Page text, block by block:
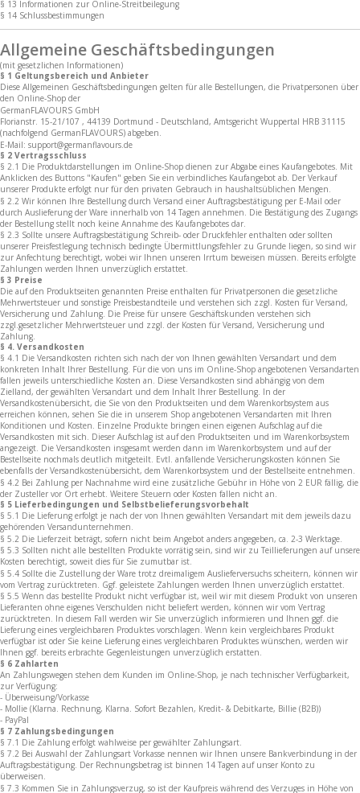
§ 13 Informationen zur Online-Streitbeilegung
§ 14 Schlussbestimmungen
Allgemeine Geschäftsbedingungen
(mit gesetzlichen Informationen)
§ 1 Geltungsbereich und Anbieter
Diese Allgemeinen Geschäftsbedingungen gelten für alle Bestellungen, die Privatpersonen über
den Online-Shop der
GermanFLAVOURS GmbH
Florianstr. 15-21/107 , 44139 Dortmund - Deutschland, Amtsgericht Wuppertal HRB 31115
(nachfolgend GermanFLAVOURS) abgeben.
E-Mail: support@germanflavours.de
§ 2 Vertragsschluss
§ 2.1 Die Produktdarstellungen im Online-Shop dienen zur Abgabe eines Kaufangebotes. Mit
Anklicken des Buttons "Kaufen" geben Sie ein verbindliches Kaufangebot ab. Der Verkauf
unserer Produkte erfolgt nur für den privaten Gebrauch in haushaltsüblichen Mengen.
§ 2.2 Wir können Ihre Bestellung durch Versand einer Auftragsbestätigung per E-Mail oder
durch Auslieferung der Ware innerhalb von 14 Tagen annehmen. Die Bestätigung des Zugangs
der Bestellung stellt noch keine Annahme des Kaufangebotes dar.
§ 2.3 Sollte unsere Auftragsbestätigung Schreib- oder Druckfehler enthalten oder sollten
unserer Preisfestlegung technisch bedingte Übermittlungsfehler zu Grunde liegen, so sind wir
zur Anfechtung berechtigt, wobei wir Ihnen unseren Irrtum beweisen müssen. Bereits erfolgte
Zahlungen werden Ihnen unverzüglich erstattet.
§ 3 Preise
Die auf den Produktseiten genannten Preise enthalten für Privatpersonen die gesetzliche
Mehrwertsteuer und sonstige Preisbestandteile und verstehen sich zzgl. Kosten für Versand,
Versicherung und Zahlung. Die Preise für unsere Geschäftskunden verstehen sich
zzgl.gesetzlicher Mehrwertsteuer und zzgl. der Kosten für Versand, Versicherung und
Zahlung.
§ 4. Versandkosten
§ 4.1 Die Versandkosten richten sich nach der von Ihnen gewählten Versandart und dem
konkreten Inhalt Ihrer Bestellung. Für die von uns im Online-Shop angebotenen Versandarten
fallen jeweils unterschiedliche Kosten an. Diese Versandkosten sind abhängig von dem
Zielland, der gewählten Versandart und dem Inhalt Ihrer Bestellung. In der
Versandkostenübersicht, die Sie von den Produktseiten und dem Warenkorbsystem aus
erreichen können, sehen Sie die in unserem Shop angebotenen Versandarten mit Ihren
Konditionen und Kosten. Einzelne Produkte bringen einen eigenen Aufschlag auf die
Versandkosten mit sich. Dieser Aufschlag ist auf den Produktseiten und im Warenkorbsystem
angezeigt. Die Versandkosten insgesamt werden dann im Warenkorbsystem und auf der
Bestellseite nochmals deutlich mitgeteilt. Evtl. anfallende Versicherungskosten können Sie
ebenfalls der Versandkostenübersicht, dem Warenkorbsystem und der Bestellseite entnehmen.
§ 4.2 Bei Zahlung per Nachnahme wird eine zusätzliche Gebühr in Höhe von 2 EUR fällig, die
der Zusteller vor Ort erhebt. Weitere Steuern oder Kosten fallen nicht an.
§ 5 Lieferbedingungen und Selbstbelieferungsvorbehalt
§ 5.1 Die Lieferung erfolgt je nach der von Ihnen gewählten Versandart mit dem jeweils dazu
gehörenden Versandunternehmen.
§ 5.2 Die Lieferzeit beträgt, sofern nicht beim Angebot anders angegeben, ca. 2-3 Werktage.
§ 5.3 Sollten nicht alle bestellten Produkte vorrätig sein, sind wir zu Teillieferungen auf unsere
Kosten berechtigt, soweit dies für Sie zumutbar ist.
§ 5.4 Sollte die Zustellung der Ware trotz dreimaligem Auslieferversuchs scheitern, können wir
vom Vertrag zurücktreten. Ggf. geleistete Zahlungen werden Ihnen unverzüglich erstattet.
§ 5.5 Wenn das bestellte Produkt nicht verfügbar ist, weil wir mit diesem Produkt von unseren
Lieferanten ohne eigenes Verschulden nicht beliefert werden, können wir vom Vertrag
zurücktreten. In diesem Fall werden wir Sie unverzüglich informieren und Ihnen ggf. die
Lieferung eines vergleichbaren Produktes vorschlagen. Wenn kein vergleichbares Produkt
verfügbar ist oder Sie keine Lieferung eines vergleichbaren Produktes wünschen, werden wir
Ihnen ggf. bereits erbrachte Gegenleistungen unverzüglich erstatten.
§ 6 Zahlarten
An Zahlungswegen stehen dem Kunden im Online-Shop, je nach technischer Verfügbarkeit,
zur Verfügung:
- Überweisung/Vorkasse
- Mollie (Klarna. Rechnung, Klarna. Sofort Bezahlen, Kredit- & Debitkarte, Billie (B2B))
- PayPal
§ 7 Zahlungsbedingungen
§ 7.1 Die Zahlung erfolgt wahlweise per gewählter Zahlungsart.
§ 7.2 Bei Auswahl der Zahlungsart Vorkasse nennen wir Ihnen unsere Bankverbindung in der
Auftragsbestätigung. Der Rechnungsbetrag ist binnen 14 Tagen auf unser Konto zu
überweisen.
§ 7.3 Kommen Sie in Zahlungsverzug, so ist der Kaufpreis während des Verzuges in Höhe von